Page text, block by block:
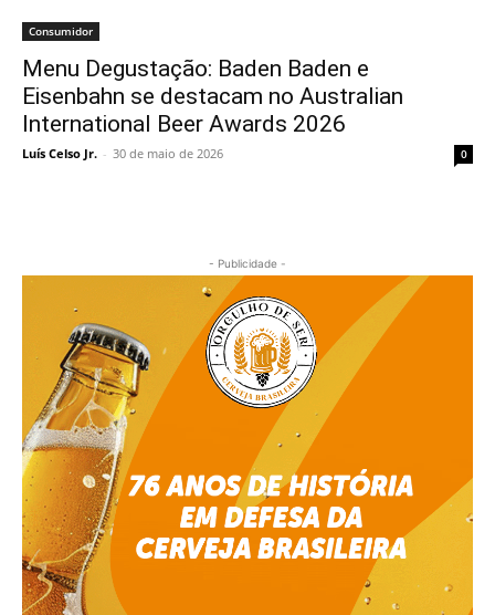
Consumidor
Menu Degustação: Baden Baden e
Eisenbahn se destacam no Australian
International Beer Awards 2026
Luís Celso Jr. - 30 de maio de 2026 0
- Publicidade -